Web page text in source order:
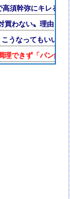
高須幹弥にキレる
買わない〟理由
うなってもいい？
理できず「パン飽